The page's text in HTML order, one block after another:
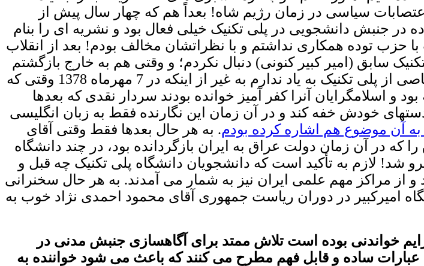
سیاسی در زمان رژیم شاه! بعداً هم که چهار سال پیش از
در جنبش دانشجویی در پلی تکنیک خیلی فعال بود و نشریه ای را بنام
حزب توده همکاری نداشتم و با نظراتشان مخالف بودم! بعد از انقلاب
سابق (امیر کبیر کنونی) دنبال نکردم؛ و وقتی هم به خارج بازگشتم
واقعاً تا زمان ریاست جمهوری آقای محمود احمدی نژاد موضوع خاصی از پلی تکنیک به یاد ندارم به غیر از اینکه در 7 مهرماه 1378 وقتی که
و اسلامگرایان آنرا کفر آمیز خوانده بودند سردار نقدی که بعدها
خودش خفه کند و در آن زمان این نگارنده فقط به زبان انگلیسی
آن موضوع هم اشاره کرده بودم. به هر حال بعدها فقط وقتی آقای
در آن زمان دولت عراق به ایران بازگردانده بود، در چند دانشگاه
شد! لازم به تأکید است که دانشجویان دانشگاه پلی تکنیک چه قبل و
بودند و از مراکز مهم علمی ایران نیز به شمار می آمدند. به هر حال سخنرانی
امیرکبیر در دوران ریاست جمهوری آقای محمود احمدی نژاد خوب به
خواندنی بوده است تلاش ممتد برای آگاهسازی جنبش مدنی در
عبارات ساده و قابل فهم مطرح می کنند که باعث می شود خواننده به